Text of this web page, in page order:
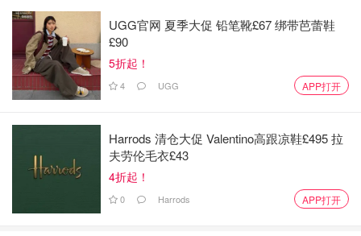
UGG官网 夏季大促 铅笔靴£67 绑带芭蕾鞋
£90
5折起！
4 UGG APP打开
Harrods 清仓大促 Valentino高跟凉鞋£495 拉
夫劳伦毛衣£43
4折起！
0 Harrods APP打开